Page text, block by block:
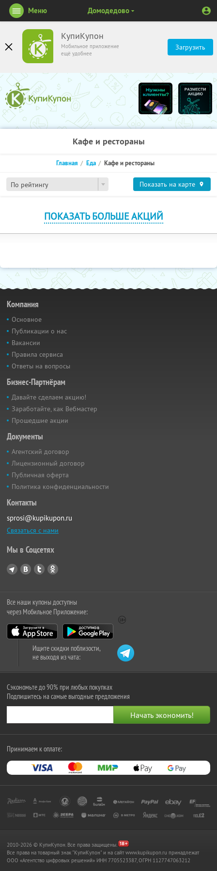
КупиКупон
Мобильное приложение
ещё удобнее
Загрузить
Меню Домодедово
Кафе и рестораны
По рейтингу
Главная Еда Кафе и рестораны
Показать на карте
ПОКАЗАТЬ БОЛЬШЕ АКЦИЙ
Компания
Основное
Публикации о нас
Вакансии
Правила сервиса
Ответы на вопросы
Бизнес-Партнёрам
Давайте сделаем акцию!
Заработайте, как Вебмастер
Прошедшие акции
Документы
Агентский договор
Лицензионный договор
Публичная оферта
Политика конфиденциальности
Контакты
sprosi@kupikupon.ru
Связаться с нами
Мы в Соцсетях
Все наши купоны доступны
через Мобильное Приложение:
Ищите скидки поблизости,
не выходя из чата:
Сэкономьте до 90% при любых покупках
Подпишитесь на самые выгодные предложения
Принимаем к оплате:
2010-2026 © КупиКупон. Все права защищены.
Все права на товарный знак "КупиКупон" и на сайт www.kupikupon.ru принадлежат
OOO «Агентство цифровых решений» ИНН 7705523387, ОГРН 1127747063212